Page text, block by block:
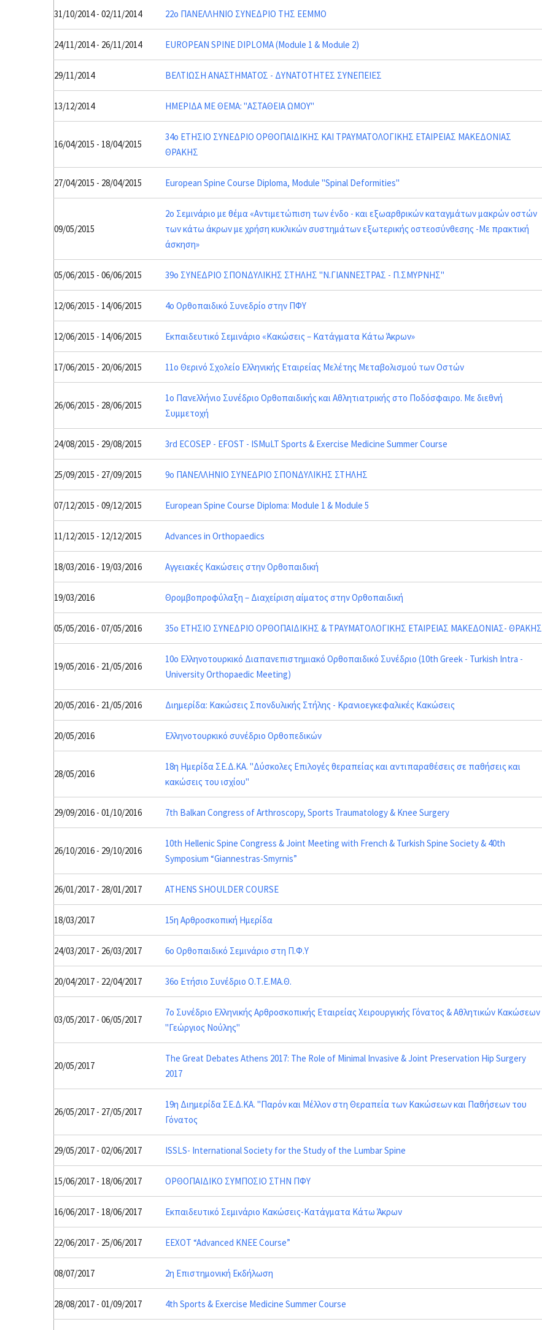
31/10/2014 - 02/11/2014 22o ΠΑΝΕΛΛΗΝΙΟ ΣΥΝΕΔΡΙΟ ΤΗΣ ΕΕΜΜΟ
24/11/2014 - 26/11/2014 EUROPEAN SPINE DIPLOMA (Module 1 & Module 2)
29/11/2014 ΒΕΛΤΙΩΣΗ ΑΝΑΣΤΗΜΑΤΟΣ - ΔΥΝΑΤΟΤΗΤΕΣ ΣΥΝΕΠΕΙΕΣ
13/12/2014 ΗΜΕΡΙΔΑ ΜΕ ΘΕΜΑ: "ΑΣΤΑΘΕΙΑ ΩΜΟΥ"
16/04/2015 - 18/04/2015
34o ΕΤΗΣΙΟ ΣΥΝΕΔΡΙΟ ΟΡΘΟΠΑΙΔΙΚΗΣ ΚΑΙ ΤΡΑΥΜΑΤΟΛΟΓΙΚΗΣ ΕΤΑΙΡΕΙΑΣ ΜΑΚΕΔΟΝΙΑΣ
ΘΡΑΚΗΣ
27/04/2015 - 28/04/2015 European Spine Course Diploma, Module "Spinal Deformities"
09/05/2015
2ο Σεμινάριο με θέμα «Αντιμετώπιση των ένδο - και εξωαρθρικών καταγμάτων μακρών οστών
των κάτω άκρων με χρήση κυκλικών συστημάτων εξωτερικής οστεοσύνθεσης -Με πρακτική
άσκηση»
05/06/2015 - 06/06/2015 39ο ΣΥΝΕΔΡΙΟ ΣΠΟΝΔΥΛΙΚΗΣ ΣΤΗΛΗΣ "Ν.ΓΙΑΝΝΕΣΤΡΑΣ - Π.ΣΜΥΡΝΗΣ"
12/06/2015 - 14/06/2015 4ο Ορθοπαιδικό Συνεδρίο στην ΠΦΥ
12/06/2015 - 14/06/2015 Εκπαιδευτικό Σεμινάριο «Κακώσεις – Κατάγματα Κάτω Άκρων»
17/06/2015 - 20/06/2015 11ο Θερινό Σχολείο Ελληνικής Εταιρείας Μελέτης Μεταβολισμού των Οστών
26/06/2015 - 28/06/2015
1o Πανελλήνιο Συνέδριο Ορθοπαιδικής και Αθλητιατρικής στο Ποδόσφαιρο. Με διεθνή
Συμμετοχή
24/08/2015 - 29/08/2015 3rd ECOSEP - EFOST - ISMuLT Sports & Exercise Medicine Summer Course
25/09/2015 - 27/09/2015 9o ΠΑΝΕΛΛΗΝΙΟ ΣΥΝΕΔΡΙΟ ΣΠΟΝΔΥΛΙΚΗΣ ΣΤΗΛΗΣ
07/12/2015 - 09/12/2015 European Spine Course Diploma: Module 1 & Module 5
11/12/2015 - 12/12/2015 Advances in Orthopaedics
18/03/2016 - 19/03/2016 Αγγειακές Κακώσεις στην Ορθοπαιδική
19/03/2016 Θρομβοπροφύλαξη – Διαχείριση αίματος στην Ορθοπαιδική
05/05/2016 - 07/05/2016 35o ΕΤΗΣΙΟ ΣΥΝΕΔΡΙΟ ΟΡΘΟΠΑΙΔΙΚΗΣ & ΤΡΑΥΜΑΤΟΛΟΓΙΚΗΣ ΕΤΑΙΡΕΙΑΣ ΜΑΚΕΔΟΝΙΑΣ- ΘΡΑΚΗΣ
19/05/2016 - 21/05/2016
10ο Ελληνοτουρκικό Διαπανεπιστημιακό Ορθοπαιδικό Συνέδριο (10th Greek - Turkish Intra -
University Orthopaedic Meeting)
20/05/2016 - 21/05/2016 Διημερίδα: Κακώσεις Σπονδυλικής Στήλης - Κρανιοεγκεφαλικές Κακώσεις
20/05/2016 Ελληνοτουρκικό συνέδριο Ορθοπεδικών
28/05/2016
18η Ημερίδα ΣΕ.Δ.ΚΑ. "Δύσκολες Επιλογές θεραπείας και αντιπαραθέσεις σε παθήσεις και
κακώσεις του ισχίου"
29/09/2016 - 01/10/2016 7th Balkan Congress of Arthroscopy, Sports Traumatology & Knee Surgery
26/10/2016 - 29/10/2016
10th Hellenic Spine Congress & Joint Meeting with French & Turkish Spine Society & 40th
Symposium “Giannestras-Smyrnis”
26/01/2017 - 28/01/2017 ATHENS SHOULDER COURSE
18/03/2017 15η Αρθροσκοπική Ημερίδα
24/03/2017 - 26/03/2017 6ο Ορθοπαιδικό Σεμινάριο στη Π.Φ.Υ
20/04/2017 - 22/04/2017 36ο Ετήσιο Συνέδριο Ο.Τ.Ε.ΜΑ.Θ.
03/05/2017 - 06/05/2017
7ο Συνέδριο Ελληνικής Αρθροσκοπικής Εταιρείας Χειρουργικής Γόνατος & Αθλητικών Κακώσεων
"Γεώργιος Νούλης"
20/05/2017
The Great Debates Athens 2017: The Role of Minimal Invasive & Joint Preservation Hip Surgery
2017
26/05/2017 - 27/05/2017
19η Διημερίδα ΣΕ.Δ.ΚΑ. "Παρόν και Μέλλον στη Θεραπεία των Κακώσεων και Παθήσεων του
Γόνατος
29/05/2017 - 02/06/2017 ISSLS- International Society for the Study of the Lumbar Spine
15/06/2017 - 18/06/2017 ΟΡΘΟΠΑΙΔΙΚΟ ΣΥΜΠΟΣΙΟ ΣΤΗΝ ΠΦΥ
16/06/2017 - 18/06/2017 Εκπαιδευτικό Σεμινάριο Κακώσεις-Κατάγματα Κάτω Άκρων
22/06/2017 - 25/06/2017 EEXOT “Advanced KNEE Course”
08/07/2017 2η Επιστημονική Εκδήλωση
28/08/2017 - 01/09/2017 4th Sports & Exercise Medicine Summer Course